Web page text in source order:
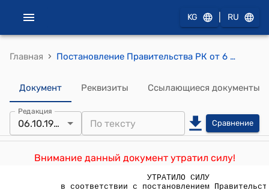
KG RU
Главная › Постановление Правительства РК от 6 октября 1992 года №499 "О дополнительных мерах по социальной защите отдельных категорий граждан при разгосударствлении, приватизации и ликвидации предприятия, учреждения, организации"
Документ Реквизиты Ссылающиеся документы
Редакция
06.10.1992 Сравнение
Внимание данный документ утратил силу!